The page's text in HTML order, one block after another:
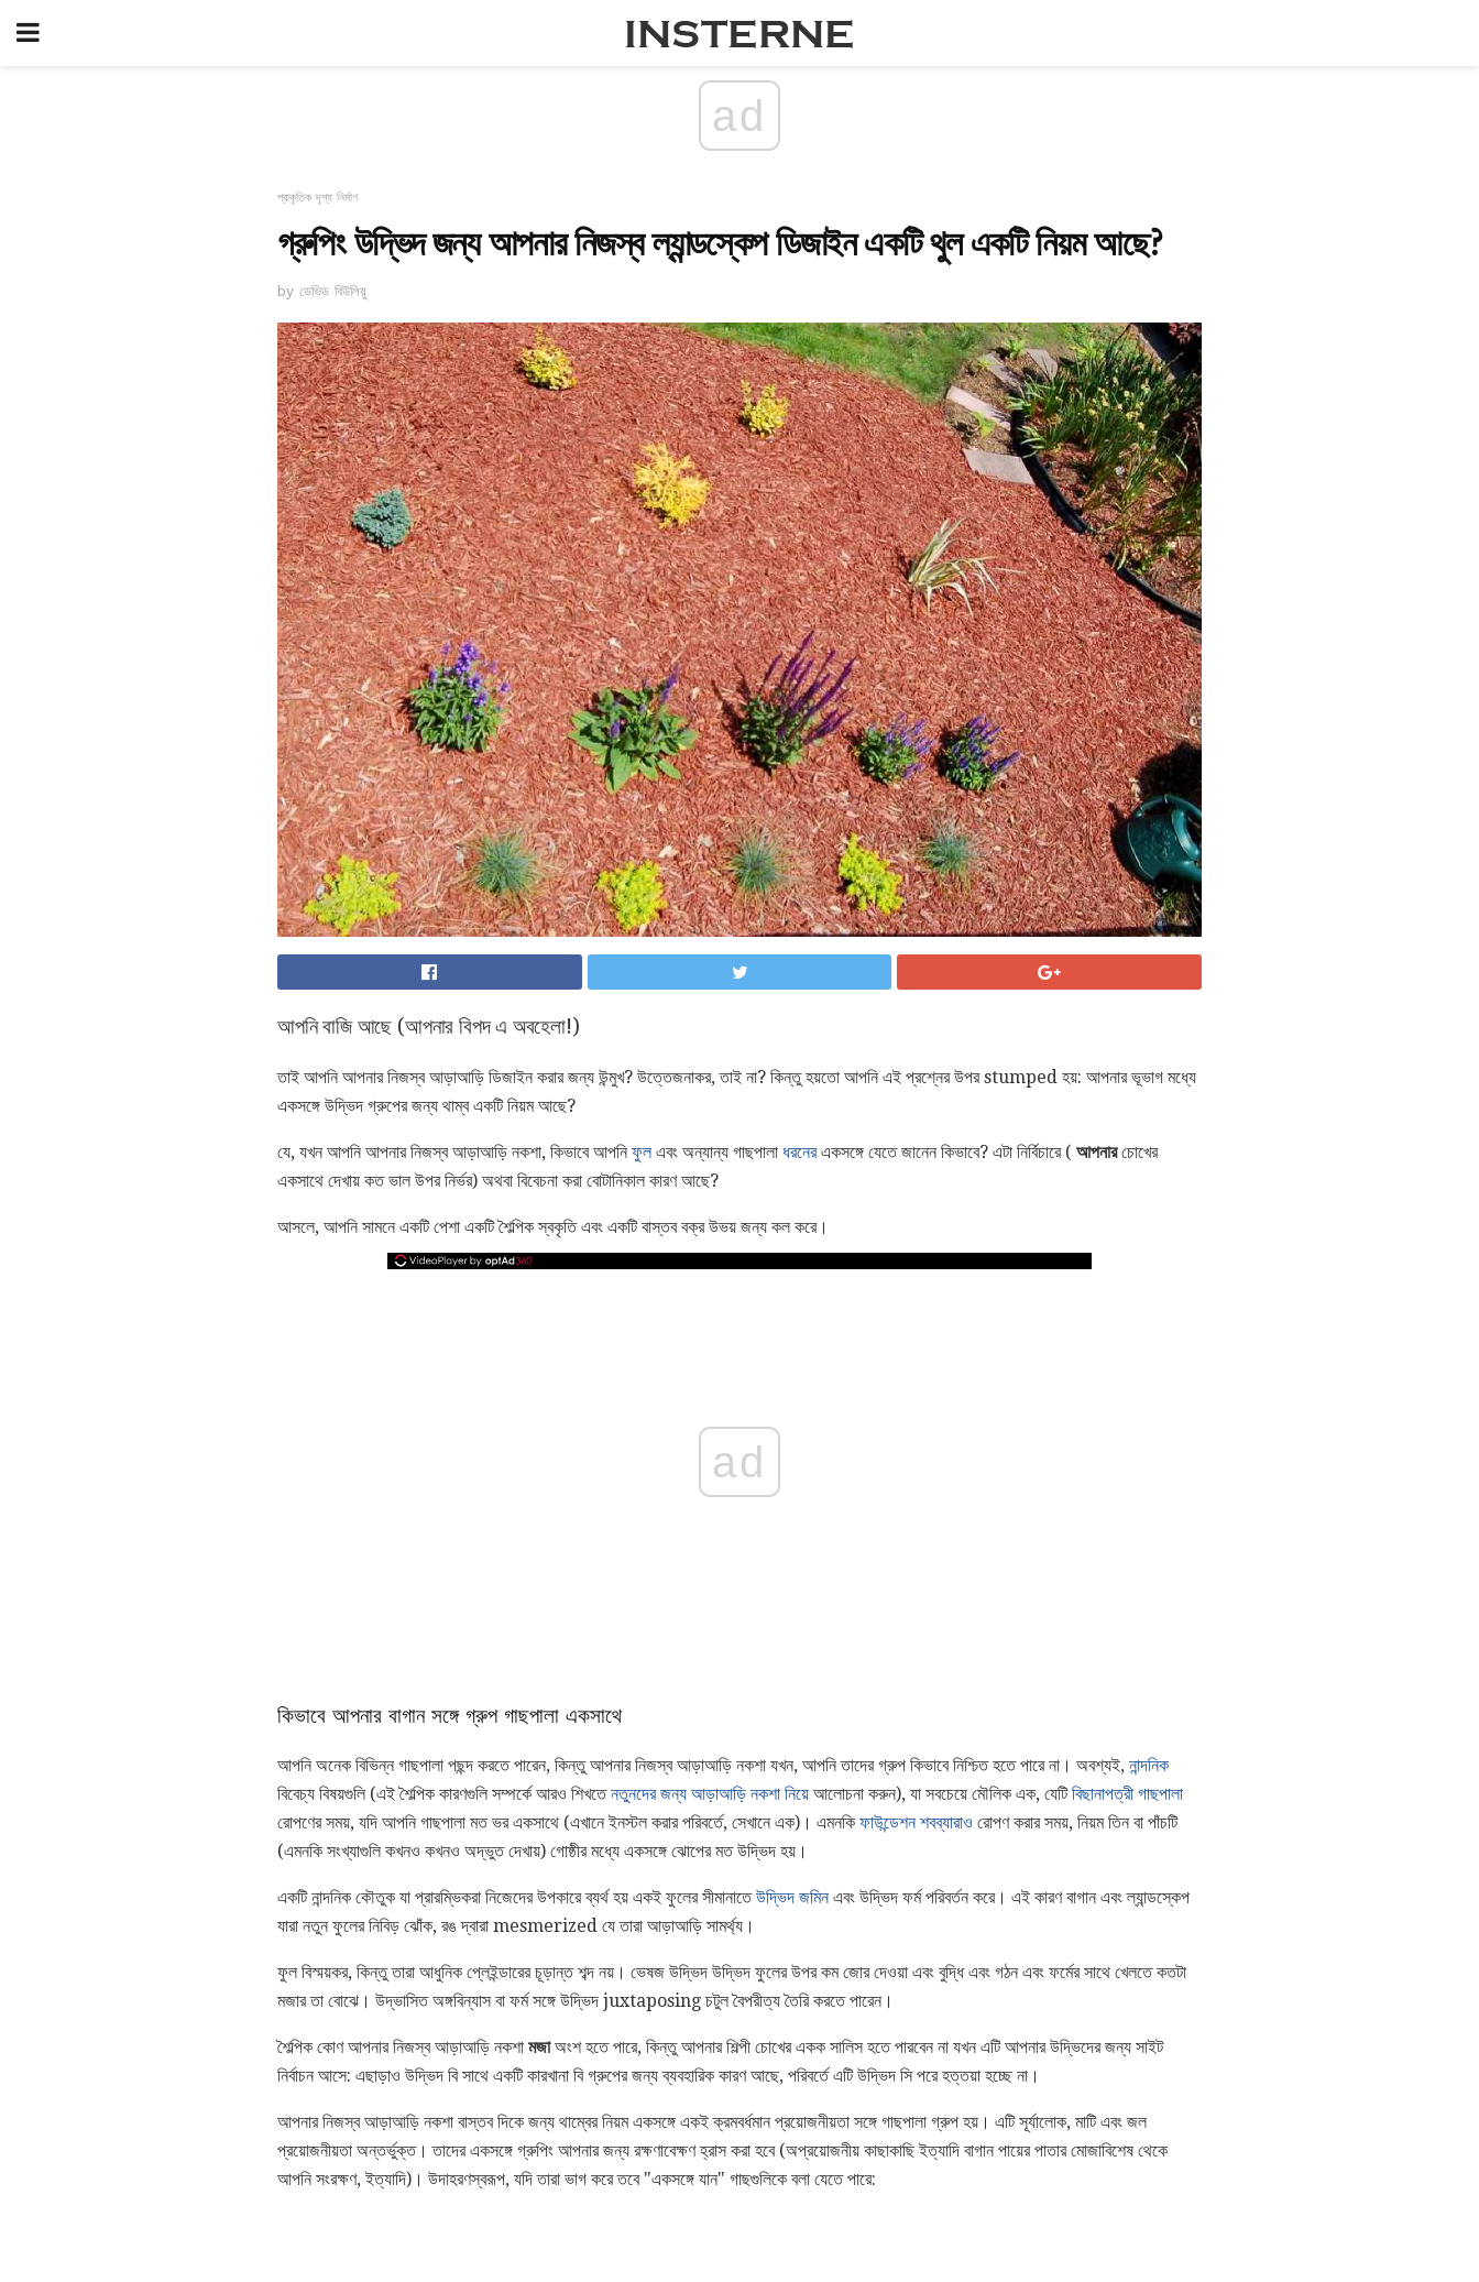
ad
প্রাকৃতিক দৃশ্য নির্মাণ
গ্রুপিং উদ্ভিদ জন্য আপনার নিজস্ব ল্যান্ডস্কেপ ডিজাইন একটি থুল একটি নিয়ম আছে?
by ডেভিড বিউলিয়ু
আপনি বাজি আছে (আপনার বিপদ এ অবহেলা!)
তাই আপনি আপনার নিজস্ব আড়াআড়ি ডিজাইন করার জন্য উন্মুখ? উত্তেজনাকর, তাই না? কিন্তু হয়তো আপনি এই প্রশ্নের উপর stumped হয়: আপনার ভূভাগ মধ্যে
একসঙ্গে উদ্ভিদ গ্রুপের জন্য থাম্ব একটি নিয়ম আছে?
যে, যখন আপনি আপনার নিজস্ব আড়াআড়ি নকশা, কিভাবে আপনি ফুলএবং অন্যান্য গাছপালা ধরনেরএকসঙ্গে যেতে জানেন কিভাবে? এটা নির্বিচারে ( আপনারচোখের
একসাথে দেখায় কত ভাল উপর নির্ভর) অথবা বিবেচনা করা বোটানিকাল কারণ আছে?
আসলে, আপনি সামনে একটি পেশা একটি শৈল্পিক স্বকৃতি এবং একটি বাস্তব বক্র উভয় জন্য কল করে।
ad
কিভাবে আপনার বাগান সঙ্গে গ্রুপ গাছপালা একসাথে
আপনি অনেক বিভিন্ন গাছপালা পছন্দ করতে পারেন, কিন্তু আপনার নিজস্ব আড়াআড়ি নকশা যখন, আপনি তাদের গ্রুপ কিভাবে নিশ্চিত হতে পারে না। অবশ্যই, নান্দনিক
বিবেচ্য বিষয়গুলি (এই শৈল্পিক কারণগুলি সম্পর্কে আরও শিখতেনতুনদের জন্য আড়াআড়ি নকশা নিয়ে আলোচনা করুন), যা সবচেয়ে মৌলিক এক, যেটিবিছানাপত্রী গাছপালা
রোপণের সময়, যদি আপনি গাছপালা মত ভর একসাথে (এখানে ইনস্টল করার পরিবর্তে, সেখানে এক)। এমনকি ফাউন্ডেশন শবব্যারাও রোপণ করার সময়, নিয়ম তিন বা পাঁচটি
(এমনকি সংখ্যাগুলি কখনও কখনও অদ্ভুত দেখায়) গোষ্ঠীর মধ্যে একসঙ্গে ঝোপের মত উদ্ভিদ হয়।
একটি নান্দনিক কৌতুক যা প্রারম্ভিকরা নিজেদের উপকারে ব্যর্থ হয় একই ফুলের সীমানাতেউদ্ভিদ জমিনএবং উদ্ভিদ ফর্ম পরিবর্তন করে। এই কারণ বাগান এবং ল্যান্ডস্কেপ
যারা নতুন ফুলের নিবিড় ঝোঁক, রঙ দ্বারা mesmerized যে তারা আড়াআড়ি সামর্থ্য।
ফুল বিস্ময়কর, কিন্তু তারা আধুনিক প্লেইন্ডারের চূড়ান্ত শব্দ নয়। ভেষজ উদ্ভিদ উদ্ভিদ ফুলের উপর কম জোর দেওয়া এবং বুদ্ধি এবং গঠন এবং ফর্মের সাথে খেলতে কতটা
মজার তা বোঝে। উদ্ভাসিত অঙ্গবিন্যাস বা ফর্ম সঙ্গে উদ্ভিদ juxtaposing চটুল বৈপরীত্য তৈরি করতে পারেন।
শৈল্পিক কোণ আপনার নিজস্ব আড়াআড়ি নকশা মজাঅংশ হতে পারে, কিন্তু আপনার শিল্পী চোখের একক সালিস হতে পারবেন না যখন এটি আপনার উদ্ভিদের জন্য সাইট
নির্বাচন আসে: এছাড়াও উদ্ভিদ বি সাথে একটি কারখানা বি গ্রুপের জন্য ব্যবহারিক কারণ আছে, পরিবর্তে এটি উদ্ভিদ সি পরে হত্তয়া হচ্ছে না।
আপনার নিজস্ব আড়াআড়ি নকশা বাস্তব দিকে জন্য থাম্বের নিয়ম একসঙ্গে একই ক্রমবর্ধমান প্রয়োজনীয়তা সঙ্গে গাছপালা গ্রুপ হয়। এটি সূর্যালোক, মাটি এবং জল
প্রয়োজনীয়তা অন্তর্ভুক্ত। তাদের একসঙ্গে গ্রুপিং আপনার জন্য রক্ষণাবেক্ষণ হ্রাস করা হবে (অপ্রয়োজনীয় কাছাকাছি ইত্যাদি বাগান পায়ের পাতার মোজাবিশেষ থেকে
আপনি সংরক্ষণ, ইত্যাদি)। উদাহরণস্বরূপ, যদি তারা ভাগ করে তবে "একসঙ্গে যান" গাছগুলিকে বলা যেতে পারে: